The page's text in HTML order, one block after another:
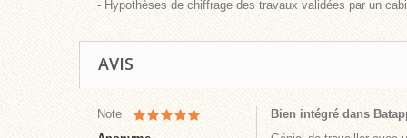
- Hypothèses de chiffrage des travaux validées par un
AVIS
Note
Bien intégré dans